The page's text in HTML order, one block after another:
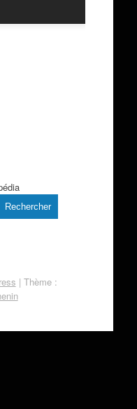
Rechercher
| Thème :